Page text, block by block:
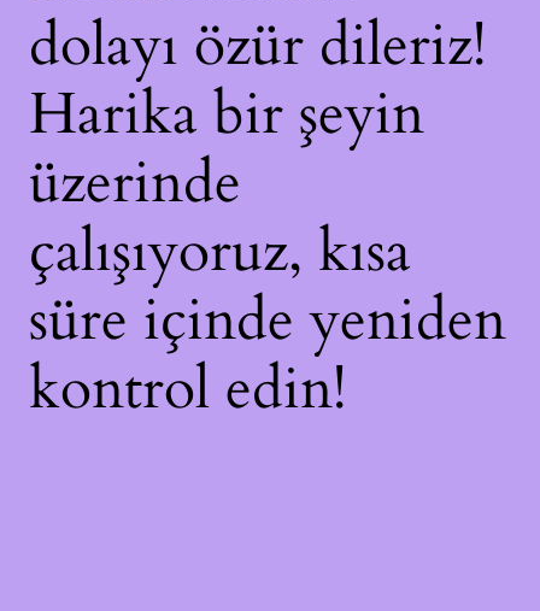
dolayı özür dileriz!
Harika bir şeyin
üzerinde
çalışıyoruz, kısa
süre içinde yeniden
kontrol edin!